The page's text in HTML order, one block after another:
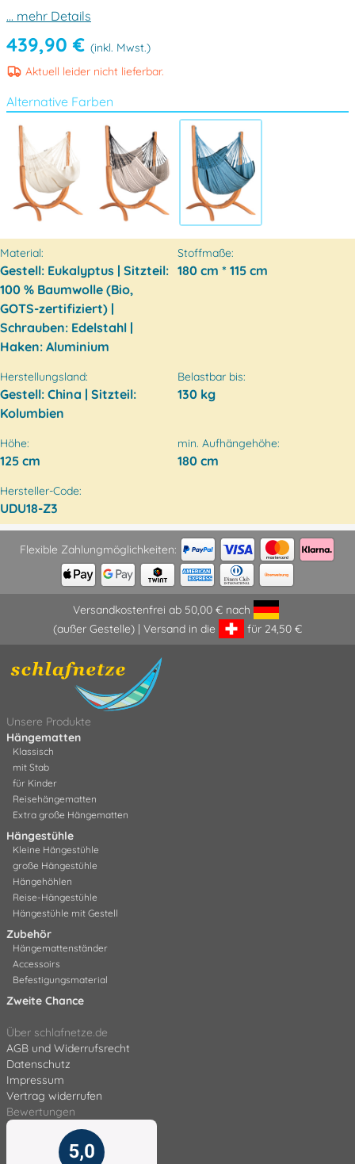
... mehr Details
439,90 € (inkl. Mwst.)
Aktuell leider nicht lieferbar.
Alternative Farben
Material:
Gestell: Eukalyptus | Sitzteil:
100 % Baumwolle (Bio,
GOTS-zertifiziert) |
Schrauben: Edelstahl |
Haken: Aluminium
Stoffmaße:
180 cm * 115 cm
Herstellungsland:
Gestell: China | Sitzteil:
Kolumbien
Belastbar bis:
130 kg
Höhe:
125 cm
min. Aufhängehöhe:
180 cm
Hersteller-Code:
UDU18-Z3
Flexible Zahlungmöglichkeiten:
Versandkostenfrei ab 50,00 € nach
(außer Gestelle) | Versand in die
für 24,50 €
Unsere Produkte
Hängematten
Klassisch
mit Stab
für Kinder
Reisehängematten
Extra große Hängematten
Hängestühle
Kleine Hängestühle
große Hängestühle
Hängehöhlen
Reise-Hängestühle
Hängestühle mit Gestell
Zubehör
Hängemattenständer
Accessoirs
Befestigungsmaterial
Zweite Chance
Über schlafnetze.de
AGB und Widerrufsrecht
Datenschutz
Impressum
Vertrag widerrufen
Bewertungen